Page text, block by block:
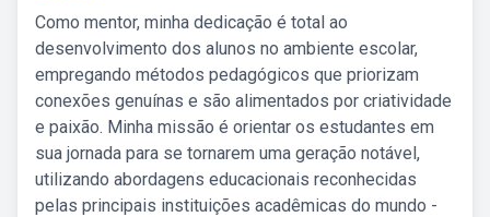
Como mentor, minha dedicação é total ao
desenvolvimento dos alunos no ambiente escolar,
empregando métodos pedagógicos que priorizam
conexões genuínas e são alimentados por criatividade
e paixão. Minha missão é orientar os estudantes em
sua jornada para se tornarem uma geração notável,
utilizando abordagens educacionais reconhecidas
pelas principais instituições acadêmicas do mundo -